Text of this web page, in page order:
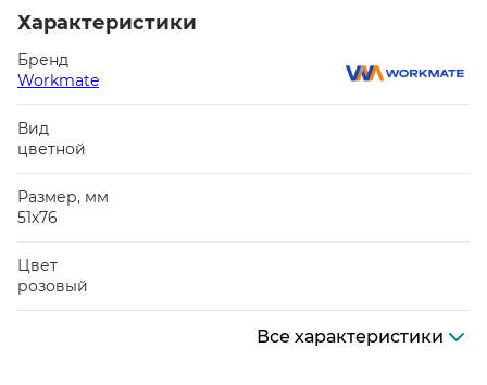
Характеристики
Бренд
Workmate
Вид
цветной
Размер, мм
51х76
Цвет
розовый
Все характеристики